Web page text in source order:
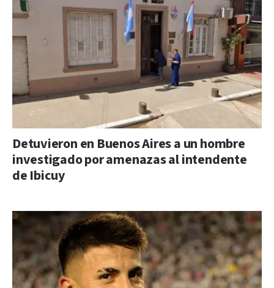
Detuvieron en Buenos Aires a un hombre
investigado por amenazas al intendente
de Ibicuy